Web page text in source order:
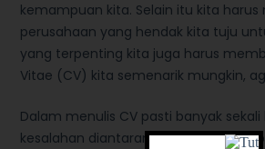
kemampuan kita. Selain itu kita
perusahaan yang hendak kita tuju
yang terpenting kita juga harus
Vitae (CV) kita semenarik mungkin,
Dalam menulis CV pasti banyak
kesalahan diantaranya kesalahan